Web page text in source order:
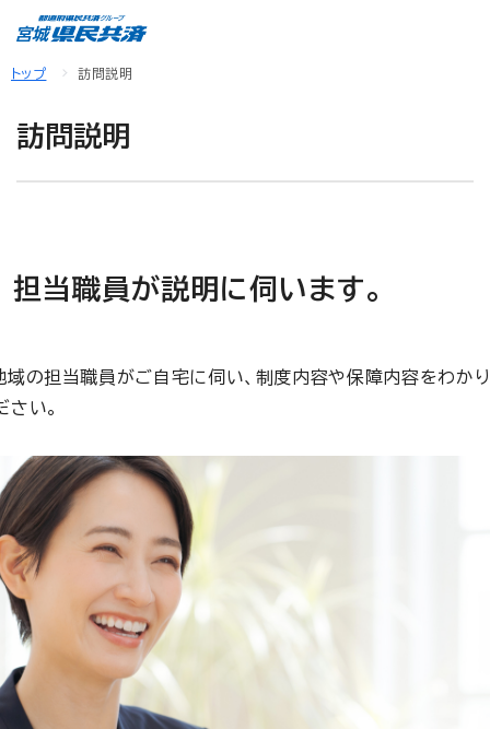
トップ 訪問説明
訪問説明
当職員が説明に伺います。
の担当職員がご自宅に伺い、制度内容や保障内容をわか
い。